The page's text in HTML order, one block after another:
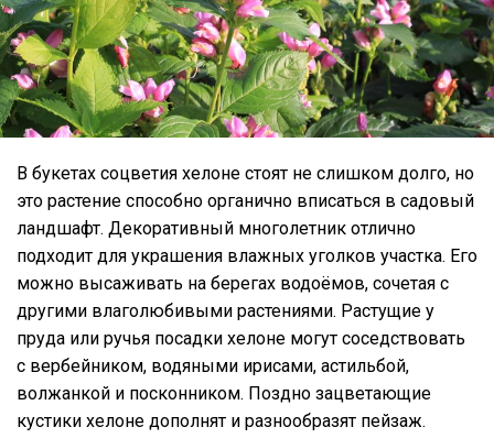
В букетах соцветия хелоне стоят не слишком долго, но
это растение способно органично вписаться в садовый
ландшафт. Декоративный многолетник отлично
подходит для украшения влажных уголков участка. Его
можно высаживать на берегах водоёмов, сочетая с
другими влаголюбивыми растениями. Растущие у
пруда или ручья посадки хелоне могут соседствовать
с вербейником, водяными ирисами, астильбой,
волжанкой и посконником. Поздно зацветающие
кустики хелоне дополнят и разнообразят пейзаж.